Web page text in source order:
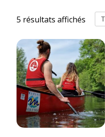
5 résultats affichés